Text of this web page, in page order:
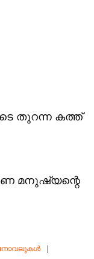
തുറന്ന കത്ത്
മനുഷ്യന്റെ
നോവലുകൾ |